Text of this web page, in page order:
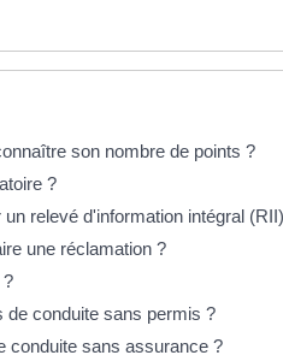
son nombre de points ?
?
relevé d'information intégral
une réclamation ?
de conduite sans permis ?
conduite sans assurance ?